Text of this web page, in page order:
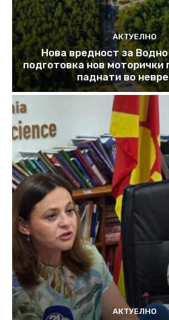
АКТУЕЛНО
Нова вредност за Водно
подготовка нов моторички
паднати во
АКТУЕЛНО